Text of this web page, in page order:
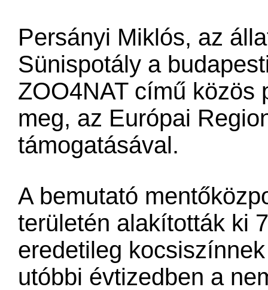
Persányi Miklós, az
Sünispotály a
ZOO4NAT című közös
meg, az Európai
támogatásával.
A bemutató
területén alakították ki
eredetileg
utóbbi évtizedben a